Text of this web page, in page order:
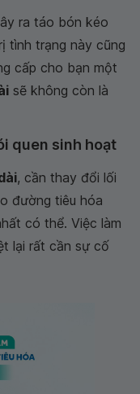
ra táo bón kéo
tình trạng này cũng
cấp cho bạn một
sẽ không còn là
quen sinh hoạt
, cần thay đổi lối
đường tiêu hóa
có thể. Việc làm
lại rất cần sự cố